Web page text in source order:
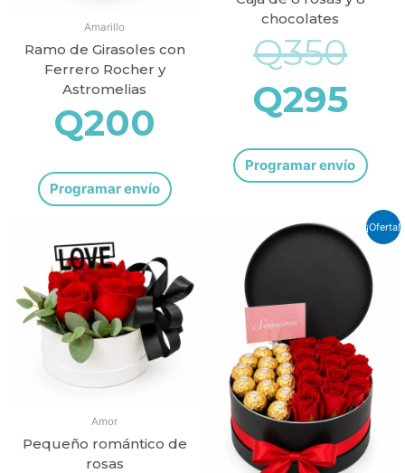
Amarillo
Ramo de Girasoles con
Ferrero Rocher y
Astromelias
Q200
Programar envío
chocolates
Q350
Q295
Programar envío
Amor
Pequeño romántico de
rosas
¡Oferta!
El
El
es: